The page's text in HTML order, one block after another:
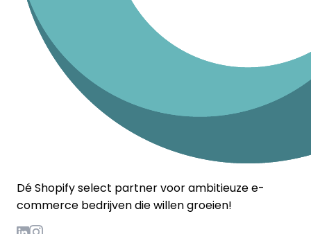
Dé Shopify select partner voor ambitieuze e-
commerce bedrijven die willen groeien!